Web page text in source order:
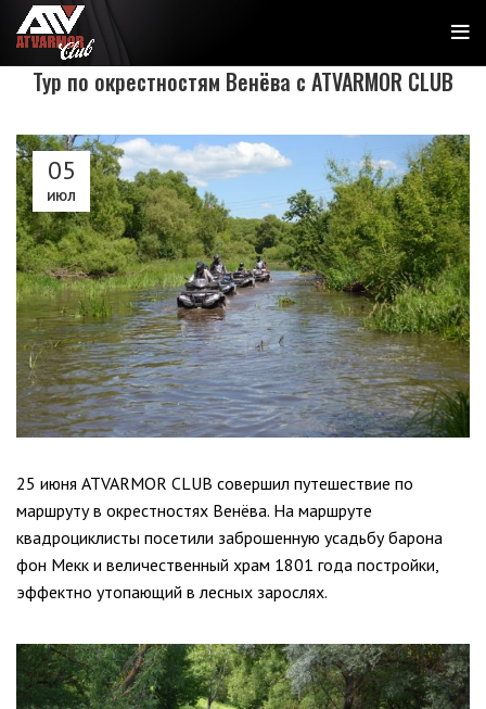
Тур по окрестностям Венёва c ATVARMOR CLUB
05
ИЮЛ
25 июня ATVARMOR CLUB совершил путешествие по
маршруту в окрестностях Венёва. На маршруте
квадроциклисты посетили заброшенную усадьбу барона
фон Мекк и величественный храм 1801 года постройки,
эффектно утопающий в лесных зарослях.